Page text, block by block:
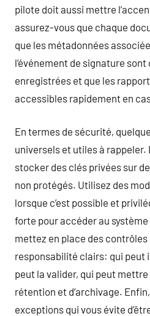
pilote doit aussi mettre
assurez-vous que chaque
que les métadonnées
l’événement de signature
enregistrées et que les
accessibles rapidement en
En termes de sécurité,
universels et utiles à rappeler.
stocker des clés privées sur
non protégés. Utilisez des
lorsque c’est possible et
forte pour accéder au
mettez en place des contrôles
responsabilité clairs: qui peut
peut la valider, qui peut mettre
rétention et d’archivage.
exceptions qui vous évite